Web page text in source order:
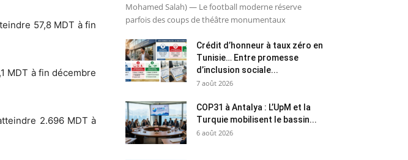
57,8 MDT à fin
MDT à fin décembre
2.696 MDT à
Mohamed Salah) — Le football moderne réserve
parfois des coups de théâtre monumentaux
Crédit d’honneur à taux zéro en
Tunisie… Entre promesse
d’inclusion sociale...
7 août 2026
COP31 à Antalya : L’UpM et la
Turquie mobilisent le bassin...
6 août 2026